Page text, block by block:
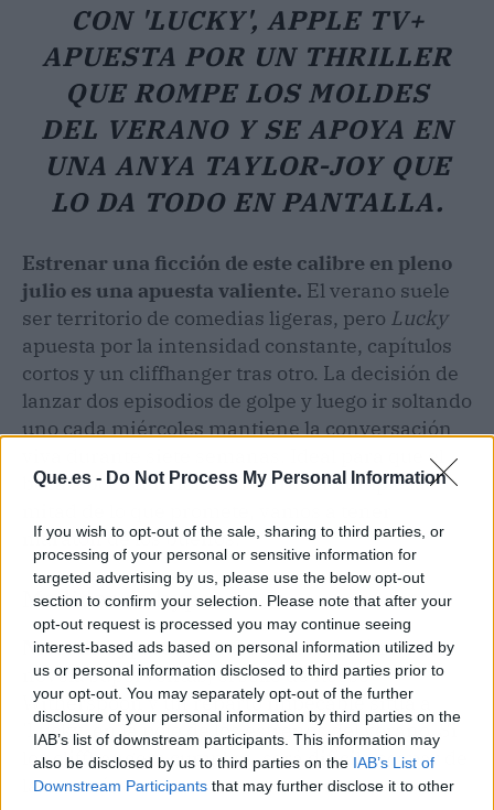
Que.es - Do Not Process My Personal Information
If you wish to opt-out of the sale, sharing to third parties, or
processing of your personal or sensitive information for
targeted advertising by us, please use the below opt-out
section to confirm your selection. Please note that after your
opt-out request is processed you may continue seeing
interest-based ads based on personal information utilized by
us or personal information disclosed to third parties prior to
your opt-out. You may separately opt-out of the further
disclosure of your personal information by third parties on the
IAB’s list of downstream participants. This information may
also be disclosed by us to third parties on the IAB’s List of
Downstream Participants that may further disclose it to other
CON 'LUCKY', APPLE TV+
APUESTA POR UN THRILLER
QUE ROMPE LOS MOLDES
DEL VERANO Y SE APOYA EN
UNA ANYA TAYLOR-JOY QUE
LO DA TODO EN PANTALLA.
Estrenar una ficción de este calibre en pleno
julio es una apuesta valiente. El verano suele
ser territorio de comedias ligeras, pero Lucky
apuesta por la intensidad constante, capítulos
cortos y un cliffhanger tras otro. La decisión de
lanzar dos episodios de golpe y luego ir soltando
uno cada miércoles mantiene la conversación
viva durante siete semanas. Ideal para que el
boca a boca funcione. Si el tráiler cumple la
maratón de los buenos.
Medidor de hype
Nivel de hype: 8.5/10.La combinación de una
novela superventas, el sello de Reese
Witherspoon y un reparto impecable sitúa a
'Lucky' en la pole de los estrenos del verano. Si
los cliffhangers cumplen, será difícil escapar de
la maratón.